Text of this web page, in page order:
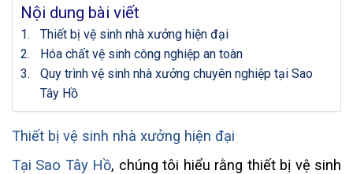
Nội dung bài viết
Thiết bị vệ sinh nhà xưởng hiện đại
Hóa chất vệ sinh công nghiệp an toàn
Quy trình vệ sinh nhà xưởng chuyên nghiệp tại Sao
Tây Hồ
Thiết bị vệ sinh nhà xưởng hiện đại
Tại Sao Tây Hồ, chúng tôi hiểu rằng thiết bị vệ sinh